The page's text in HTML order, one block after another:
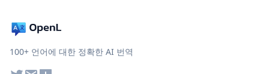
100+ 언어에 대한 정확한 AI 번역